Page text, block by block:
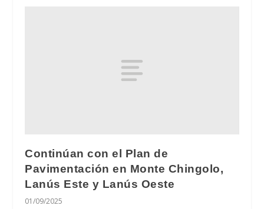
Continúan con el Plan de
Pavimentación en Monte Chingolo,
Lanús Este y Lanús Oeste
01/09/2025